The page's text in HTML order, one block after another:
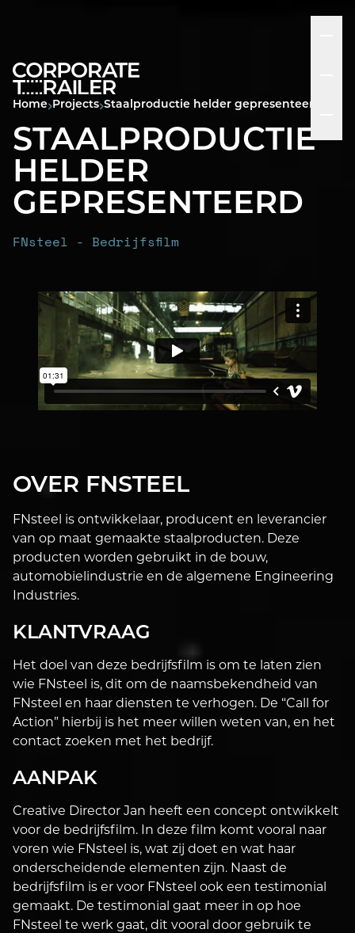
Home Projects Staalproductie helder gepresenteerd
STAALPRODUCTIE
HELDER
GEPRESENTEERD
FNsteel - Bedrijfsfilm
OVER FNSTEEL
FNsteel is ontwikkelaar, producent en leverancier
van op maat gemaakte staalproducten. Deze
producten worden gebruikt in de bouw,
automobielindustrie en de algemene Engineering
Industries.
KLANTVRAAG
Het doel van deze bedrijfsfilm is om te laten zien
wie FNsteel is, dit om de naamsbekendheid van
FNsteel en haar diensten te verhogen. De “Call for
Action” hierbij is het meer willen weten van, en het
contact zoeken met het bedrijf.
AANPAK
Creative Director Jan heeft een concept ontwikkelt
voor de bedrijfsfilm. In deze film komt vooral naar
voren wie FNsteel is, wat zij doet en wat haar
onderscheidende elementen zijn. Naast de
bedrijfsfilm is er voor FNsteel ook een testimonial
gemaakt. De testimonial gaat meer in op hoe
FNsteel te werk gaat, dit vooral door gebruik te